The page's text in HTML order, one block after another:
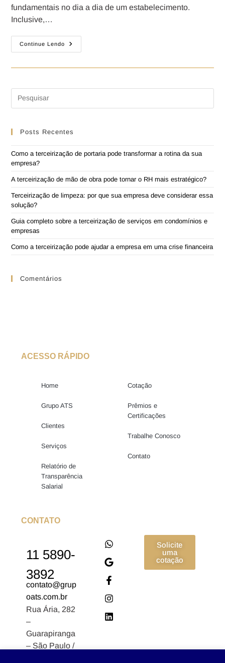
fundamentais no dia a dia de um estabelecimento.
Inclusive,…
Continue Lendo
Posts Recentes
Como a terceirização de portaria pode transformar a rotina da sua
empresa?
A terceirização de mão de obra pode tornar o RH mais estratégico?
Terceirização de limpeza: por que sua empresa deve considerar essa
solução?
Guia completo sobre a terceirização de serviços em condomínios e
empresas
Como a terceirização pode ajudar a empresa em uma crise financeira
Comentários
ACESSO RÁPIDO
Home
Grupo ATS
Clientes
Serviços
Relatório de
Transparência
Salarial
Cotação
Prêmios e
Certificações
Trabalhe Conosco
Contato
CONTATO
11 5890-
3892
contato@grup
oats.com.br
Rua Ária, 282
–
Guarapiranga
– São Paulo /
Solicite
uma
cotação